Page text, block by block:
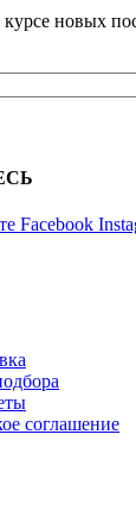
курсе новых
Facebook
соглашение